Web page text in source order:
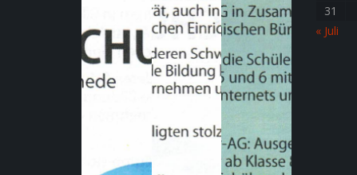
31
« Juli